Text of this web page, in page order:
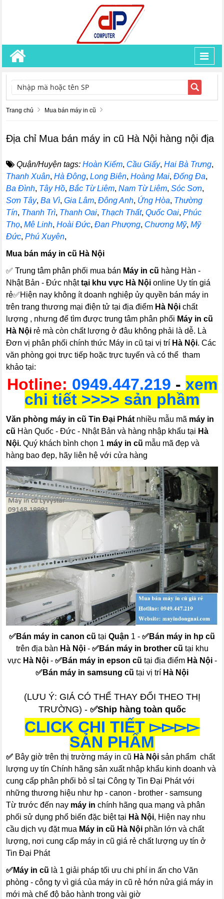
TÌM KIẾM
Trang chủ Mua bán máy in cũ
Địa chỉ Mua bán máy in cũ Hà Nội hàng nội địa
Quận/Huyện tags: Hoàn Kiếm, Cầu Giấy,Hai Bà Trưng,
Thanh Xuân,Hà Đông,Long Biên,Hoàng Mai,Đống Đa,
Ba Đình, Tây Hồ,Bắc Từ Liêm,Nam Từ Liêm,Sóc Sơn,
Sơn Tây,Ba Vì,Gia Lâm,Đông Anh, Ứng Hòa, Thường
Tín, Thanh Trì, Thanh Oai, Thạch Thất,Quốc Oai,Phúc
Thọ,Mê Linh,Hoài Đức,Đan Phượng, Chương Mỹ,Mỹ
Đức,Phú Xuyên,
Mua bán máy in cũ Hà Nội
✅ Trung tâm phân phối mua bán Máy in cũ hàng Hàn -
Nhật Bản - Đức nhậttại khu vực Hà Nội online Uy tín giá
rẻ✅Hiện nay không ít doanh nghiệp ủy quyền bán máy in
trên trang thương mại điện tử tại địa điểm Hà Nội chất
lượng , nhưng để tìm được trung tâm phân phối Máy in cũ
Hà Nội rẻ mà còn chất lượng ở đâu không phải là dễ. Là
Đơn vị phân phối chính thức Máy in cũ tại vị trí Hà Nội. Các
văn phòng gọi trực tiếp hoặc trực tuyến và có thể tham
khảo tại:
Hotline: 0949.447.219 - xem
chi tiết >>>> sản phầm
Văn phòng máy in cũ Tin Đại Phát nhiều mẫu mã máy in
cũ Hàn Quốc - Đức - Nhật Bản và hàng nhập khẩu tại Hà
Nội.Quý khách bình chọn 1 máy in cũ mẫu mã đẹp và
hàng bao đẹp, hãy liên hệ với cửa hàng
✅Bán máy in canon cũ tại Quận 1 - ✅Bán máy in hp cũ
trên địa bàn Hà Nội- ✅Bán máy in brother cũ tại khu
vực Hà Nội- ✅Bán máy in epson cũ tại địa điểm Hà Nội-
✅Bán máy in samsung cũ tại vị trí Hà Nội
(LƯU Ý: GIÁ CÓ THỂ THAY ĐỔI THEO THỊ
TRƯỜNG) - ✅Ship hàng toàn quốc
CLICK CHI TIẾT ▻▻▻▻
SẢN PHẨM
✅ Bây giờ trên thị trường máy in cũ Hà Nộisản phẩm chất
lượng uy tín Chính hãng sản xuất nhập khẩu kinh doanh và
cung cấp phân phối bỏ sỉ tại Công ty Tin Đại Phát với
những thương hiệu như hp - canon - brother - samsung
Từ trước đến nay máy in chính hãng qua mạng và phân
phối sử dụng phổ biến đặc biệt tại Hà Nội, Hiện nay nhu
cầu dịch vụ đặt mua Máy in cũ Hà Nội phần lớn và chất
lượng, nơi cung cấp máy in cũ giá rẻ chất lượng uy tín ở
Tin Đại Phát
✅Máy in cũ là 1 giải pháp tối ưu chi phí in ấn cho Văn
phòng - công ty vì giá của máy in cũ rẻ hớn nửa giá máy in
mới mà chế độ bảo hành trong vài giờ